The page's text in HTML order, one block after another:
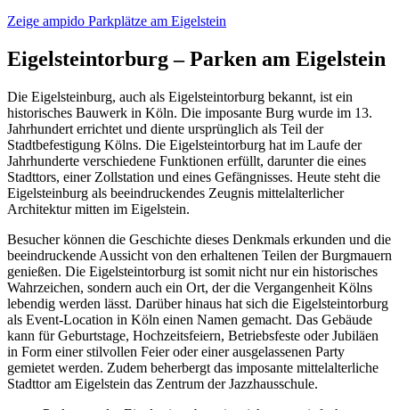
Zeige ampido Parkplätze am Eigelstein
Eigelsteintorburg – Parken am Eigelstein
Die Eigelsteinburg, auch als Eigelsteintorburg bekannt, ist ein
historisches Bauwerk in Köln. Die imposante Burg wurde im 13.
Jahrhundert errichtet und diente ursprünglich als Teil der
Stadtbefestigung Kölns. Die Eigelsteintorburg hat im Laufe der
Jahrhunderte verschiedene Funktionen erfüllt, darunter die eines
Stadttors, einer Zollstation und eines Gefängnisses. Heute steht die
Eigelsteinburg als beeindruckendes Zeugnis mittelalterlicher
Architektur mitten im Eigelstein.
Besucher können die Geschichte dieses Denkmals erkunden und die
beeindruckende Aussicht von den erhaltenen Teilen der Burgmauern
genießen. Die Eigelsteintorburg ist somit nicht nur ein historisches
Wahrzeichen, sondern auch ein Ort, der die Vergangenheit Kölns
lebendig werden lässt. Darüber hinaus hat sich die Eigelsteintorburg
als Event-Location in Köln einen Namen gemacht. Das Gebäude
kann für Geburtstage, Hochzeitsfeiern, Betriebsfeste oder Jubiläen
in Form einer stilvollen Feier oder einer ausgelassenen Party
gemietet werden. Zudem beherbergt das imposante mittelalterliche
Stadttor am Eigelstein das Zentrum der Jazzhausschule.